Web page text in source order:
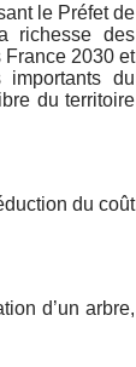
le Préfet de
richesse des
France 2030 et
importants du
du territoire
du coût
d’un arbre,